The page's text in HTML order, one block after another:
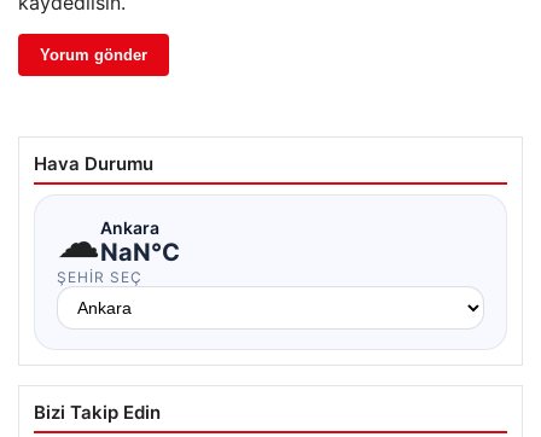
Hava Durumu
☁Ankara
NaN°C
ŞEHIR SEÇ
Bizi Takip Edin